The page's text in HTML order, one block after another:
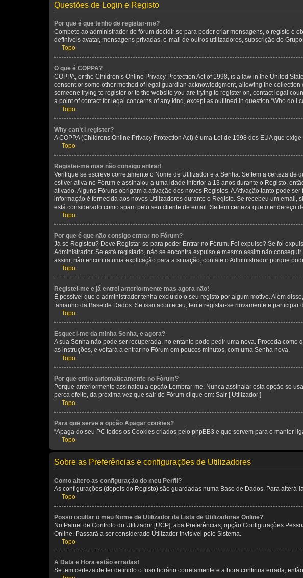
Questões de Login e Registo
Por que é que tenho de registar-me?
Compete ao administrador do fórum decidir se para poder criar mensagens, o registo é
definíveis avatar, mensagens privadas, e-mail de outros utilizadores, subscrição de
Topo
O que é COPPA?
COPPA, or the Children’s Online Privacy Protection Act of 1998, is a law in the United
consent or some other method of legal guardian acknowledgment, allowing the
someone trying to register or to the website you are trying to register on, contact legal
a point of contact for legal concerns of any kind, except as outlined in question “Who do I
Topo
Why can’t I register?
A COPPA (Childrens Online Privacy Protection Act) é uma Lei de 1998 dos EUA que
Topo
Registei-me mas não consigo entrar!
Verifique se escreve corretamente o Nome de Utilizador e a Senha. Se tem a certeza
estiver ativa no Fórum e assinalou a uma idade inferior a 13 anos durante o Registo,
ativado. Alguns Fóruns obrigam à ativação dos novos Registos. A Ativação tanto pode
informação é fornecida aos novos Utilizadores durante o Registo. Se recebeu um
está considerado como spam pelo seu cliente de email. Se tem certeza que o endereço
Topo
Por que é que não consigo entrar no Fórum?
Já se Registou? Deve Registar-se para poder Entrar no Fórum. Foi expulso? Se foi
Administrador. Se está registado, não se encontra expulso e mesmo assim não
assim, não encontra uma explicação para a situação, contate o Administrador porque
Topo
Registei-me e já entrei anteriormente mas agora não!
É possível que o administrador tenha excluído o seu registo por algum motivo. Além
tamanho da Base de Dados. Se isso aconteceu, tente registar-se novamente e participar
Topo
Esqueci-me da minha Senha, e agora?
A sua Senha não pode ser recuperada, no entanto pode pedir uma nova. Proceda
as instruções, e voltará a entrar no Fórum em poucos minutos, com uma Senha nova.
Topo
Por que entro automaticamente no Fórum?
Porque anteriormente assinalou a opção Lembrar-me. Nunca assinalar esta opção se
perca efeito, da próxima vez que sair do Fórum clique em: Sair [ Utilizador ]
Topo
Para que serve a opção Apagar cookies?
“Apaga do seu PC todos os Cookies criados pelo phpBB3 e que servem para o manter
Topo
Sobre as Preferências e configurações de Utilizadores
Como altero as configuração do meu Perfil?
As configurações (depois do Registo) são guardadas numa Base de Dados. Para
Topo
Posso ocultar o meu Nome de Utilizador da Lista de Utilizadores Online?
No Painel de Controlo do Utilizador [UCP], aba Preferências, opção Configurações
Online. Passará a ser considerado Utilizador invisível pelo Sistema.
Topo
A Data e Hora estão erradas!
Se tem certeza de ter definido o fuso horário corretamente e a hora continua errada,